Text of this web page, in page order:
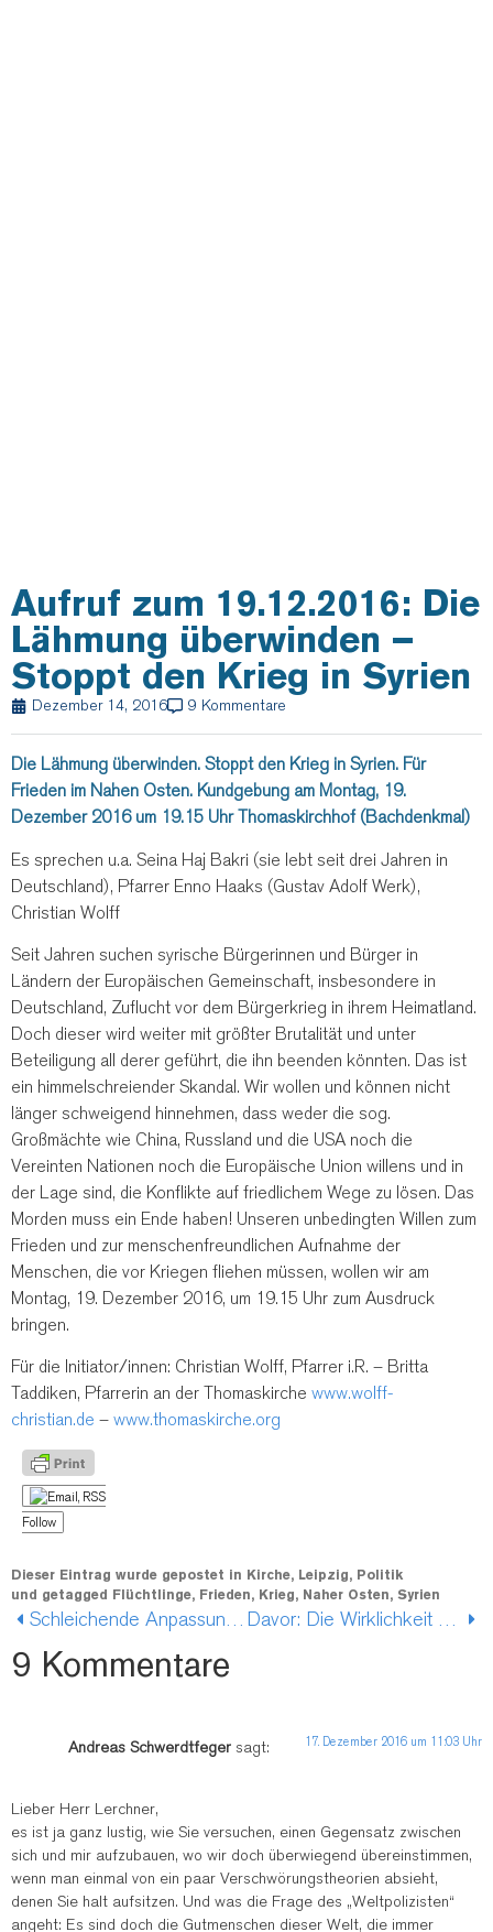
Aufruf zum 19.12.2016: Die
Lähmung überwinden –
Stoppt den Krieg in Syrien
Dezember 14, 2016 9 Kommentare
Die Lähmung überwinden. Stoppt den Krieg in Syrien. Für
Frieden im Nahen Osten. Kundgebung am Montag, 19.
Dezember 2016 um 19.15 UhrThomaskirchhof (Bachdenkmal)
Es sprechen u.a. Seina Haj Bakri (sie lebt seit drei Jahren in
Deutschland), Pfarrer Enno Haaks (Gustav Adolf Werk),
Christian Wolff
Seit Jahren suchen syrische Bürgerinnen und Bürger in
Ländern der Europäischen Gemeinschaft, insbesondere in
Deutschland, Zuflucht vor dem Bürgerkrieg in ihrem Heimatland.
Doch dieser wird weiter mit größter Brutalität und unter
Beteiligung all derer geführt, die ihn beenden könnten. Das ist
ein himmelschreiender Skandal. Wir wollen und können nicht
länger schweigend hinnehmen, dass weder die sog.
Großmächte wie China, Russland und die USA noch die
Vereinten Nationen noch die Europäische Union willens und in
der Lage sind, die Konflikte auf friedlichem Wege zu lösen. Das
Morden muss ein Ende haben! Unseren unbedingten Willen zum
Frieden und zur menschenfreundlichen Aufnahme der
Menschen, die vor Kriegen fliehen müssen, wollen wir am
Montag, 19. Dezember 2016, um 19.15 Uhr zum Ausdruck
bringen.
Für die Initiator/innen: Christian Wolff, Pfarrer i.R. – Britta
Taddiken, Pfarrerin an der Thomaskirche www.wolff-
christian.de – www.thomaskirche.org
Follow
Dieser Eintrag wurde gepostet in Kirche, Leipzig, Politik
und getagged Flüchtlinge, Frieden, Krieg, Naher Osten, Syrien
Schleichende Anpassung: grotesk und gefährlich Davor: Die Wirklichkeit von Weihnachten und das Reformationsjubiläum
9 Kommentare
Andreas Schwerdtfeger sagt: 17. Dezember 2016 um 11:03 Uhr
Lieber Herr Lerchner,
es ist ja ganz lustig, wie Sie versuchen, einen Gegensatz zwischen
sich und mir aufzubauen, wo wir doch überwiegend übereinstimmen,
wenn man einmal von ein paar Verschwörungstheorien absieht,
denen Sie halt aufsitzen. Und was die Frage des „Weltpolizisten“
angeht: Es sind doch die Gutmenschen dieser Welt, die immer